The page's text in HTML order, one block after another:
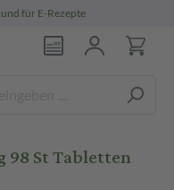
für E-Rezepte
98 St Tabletten